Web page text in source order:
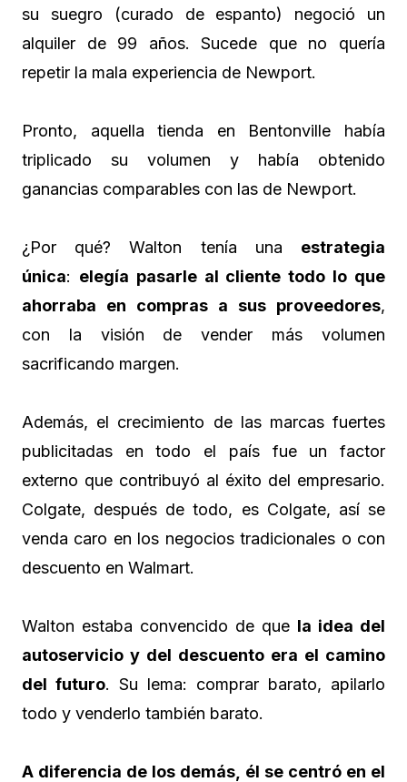
su suegro (curado de espanto) negoció un
alquiler de 99 años. Sucede que no quería
repetir la mala experiencia de Newport.
Pronto, aquella tienda en Bentonville había
triplicado su volumen y había obtenido
ganancias comparables con las de Newport.
¿Por qué? Walton tenía una estrategia
única: elegía pasarle al cliente todo lo que
ahorraba en compras a sus proveedores,
con la visión de vender más volumen
sacrificando margen.
Además, el crecimiento de las marcas fuertes
publicitadas en todo el país fue un factor
externo que contribuyó al éxito del empresario.
Colgate, después de todo, es Colgate, así se
venda caro en los negocios tradicionales o con
descuento en Walmart.
Walton estaba convencido de que la idea del
autoservicio y del descuento era el camino
del futuro. Su lema: comprar barato, apilarlo
todo y venderlo también barato.
A diferencia de los demás, él se centró en el